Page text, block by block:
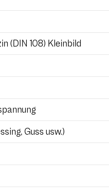
(DIN 108) Kleinbild
Guss usw.)